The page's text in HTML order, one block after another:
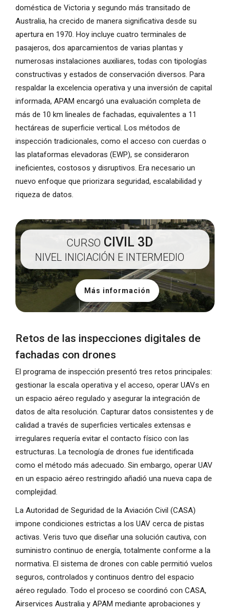
doméstica de Victoria y segundo más transitado de
Australia, ha crecido de manera significativa desde su
apertura en 1970. Hoy incluye cuatro terminales de
pasajeros, dos aparcamientos de varias plantas y
numerosas instalaciones auxiliares, todas con tipologías
constructivas y estados de conservación diversos. Para
respaldar la excelencia operativa y una inversión de capital
informada, APAM encargó una evaluación completa de
más de 10 km lineales de fachadas, equivalentes a 11
hectáreas de superficie vertical. Los métodos de
inspección tradicionales, como el acceso con cuerdas o
las plataformas elevadoras (EWP), se consideraron
ineficientes, costosos y disruptivos. Era necesario un
nuevo enfoque que priorizara seguridad, escalabilidad y
riqueza de datos.
CURSO CIVIL 3D
NIVEL INICIACIÓN E INTERMEDIO
Más información
Retos de las inspecciones digitales de
fachadas con drones
El programa de inspección presentó tres retos principales:
gestionar la escala operativa y el acceso, operar UAVs en
un espacio aéreo regulado y asegurar la integración de
datos de alta resolución. Capturar datos consistentes y de
calidad a través de superficies verticales extensas e
irregulares requería evitar el contacto físico con las
estructuras. La tecnología de drones fue identificada
como el método más adecuado. Sin embargo, operar UAV
en un espacio aéreo restringido añadió una nueva capa de
complejidad.
La Autoridad de Seguridad de la Aviación Civil (CASA)
impone condiciones estrictas a los UAV cerca de pistas
activas. Veris tuvo que diseñar una solución cautiva, con
suministro continuo de energía, totalmente conforme a la
normativa. El sistema de drones con cable permitió vuelos
seguros, controlados y continuos dentro del espacio
aéreo regulado. Todo el proceso se coordinó con CASA,
Airservices Australia y APAM mediante aprobaciones y